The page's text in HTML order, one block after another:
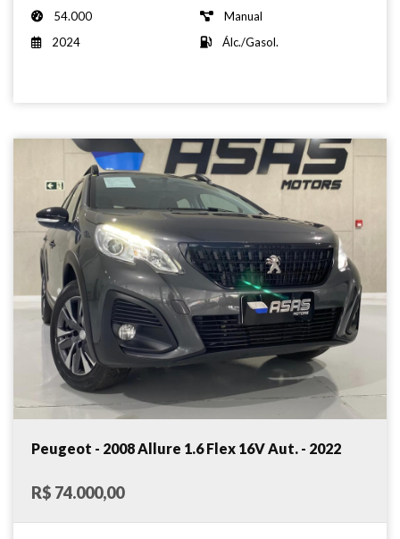
54.000
Manual
2024
Álc./Gasol.
Peugeot - 2008 Allure 1.6 Flex 16V Aut. - 2022
R$ 74.000,00